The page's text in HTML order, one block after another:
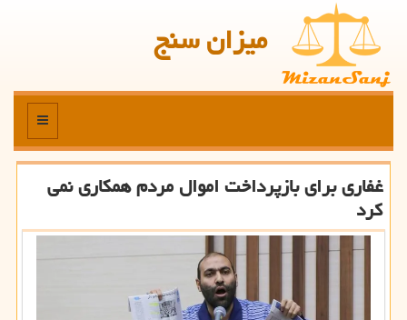
میزان سنج
منو
غفاری برای بازپرداخت اموال مردم همکاری نمی
کرد